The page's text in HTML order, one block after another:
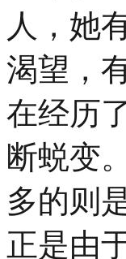
人，她
渴望，
在经历
断蜕变
多的则
正是由